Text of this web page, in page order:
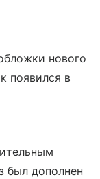
нового
появился в
был дополнен